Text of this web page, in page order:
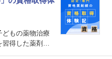
渡り、審査も複
て一定の能力
もの薬物治療
得した薬剤師